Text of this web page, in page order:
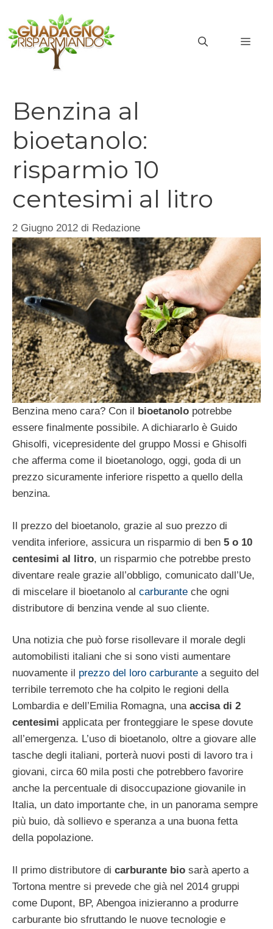
contenuto
Benzina al
bioetanolo:
risparmio 10
centesimi al litro
2 Giugno 2012 di Redazione
Benzina meno cara? Con il bioetanolo potrebbe
essere finalmente possibile. A dichiararlo è Guido
Ghisolfi, vicepresidente del gruppo Mossi e Ghisolfi
che afferma come il bioetanologo, oggi, goda di un
prezzo sicuramente inferiore rispetto a quello della
benzina.
Il prezzo del bioetanolo, grazie al suo prezzo di
vendita inferiore, assicura un risparmio di ben 5 o 10
centesimi al litro, un risparmio che potrebbe presto
diventare reale grazie all’obbligo, comunicato dall’Ue,
di miscelare il bioetanolo al carburante che ogni
distributore di benzina vende al suo cliente.
Una notizia che può forse risollevare il morale degli
automobilisti italiani che si sono visti aumentare
nuovamente il prezzo del loro carburante a seguito del
terribile terremoto che ha colpito le regioni della
Lombardia e dell’Emilia Romagna, una accisa di 2
centesimi applicata per fronteggiare le spese dovute
all’emergenza. L’uso di bioetanolo, oltre a giovare alle
tasche degli italiani, porterà nuovi posti di lavoro tra i
giovani, circa 60 mila posti che potrebbero favorire
anche la percentuale di disoccupazione giovanile in
Italia, un dato importante che, in un panorama sempre
più buio, dà sollievo e speranza a una buona fetta
della popolazione.
Il primo distributore di carburante bio sarà aperto a
Tortona mentre si prevede che già nel 2014 gruppi
come Dupont, BP, Abengoa inizieranno a produrre
carburante bio sfruttando le nuove tecnologie e